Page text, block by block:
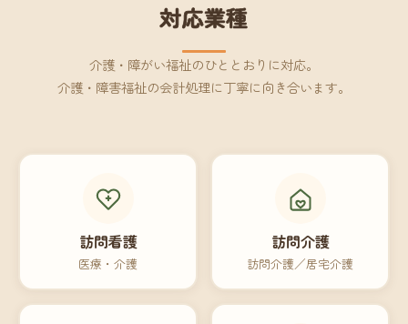
対応業種
介護・障がい福祉のひととおりに対応。
介護・障害福祉の会計処理に丁寧に向き合います。
訪問看護
医療・介護
訪問介護
訪問介護／居宅介護